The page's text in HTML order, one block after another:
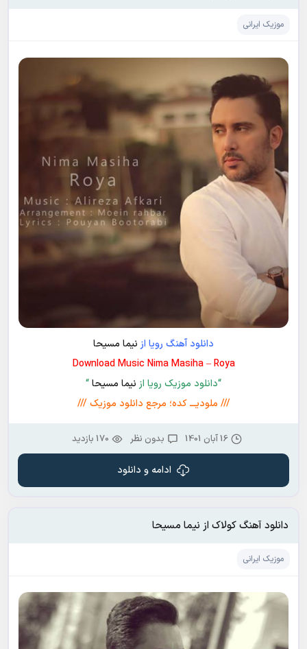
موزیک ایرانی
دانلود آهنگ رویا ازنیما مسیحا
Download Music Nima Masiha – Roya
“دانلود موزیک رویا ازنیما مسیحا“
/// ملودیـــ کده؛ مرجع دانلود موزیک ///
16 آبان 1401 بدون نظر 170 بازدید
ادامه و دانلود
دانلود آهنگ کولاک از نیما مسیحا
موزیک ایرانی